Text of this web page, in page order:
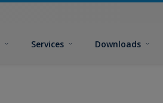
Services Downloads